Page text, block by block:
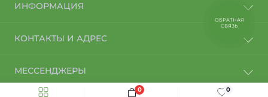
0
0
ИНФОРМАЦИЯ
Политика конфиденциальности
О нас
Доставка и оплата
КОНТАКТЫ И АДРЕС
support@ayris.com.ua
МЕССЕНДЖЕРЫ
Telegram
ОБРАТНАЯ
СВЯЗЬ